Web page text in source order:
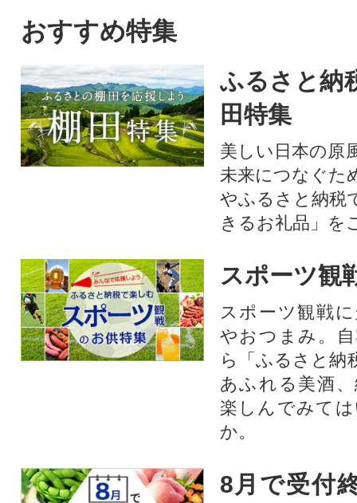
おすすめ特集
ふるさと納
田特集
美しい日本の原
未来につなぐた
やふるさと納税
きるお礼品」を
スポーツ観
スポーツ観戦
やおつまみ。
ら「ふるさと納
あふれる美酒
楽しんでみて
か。
8月で受付